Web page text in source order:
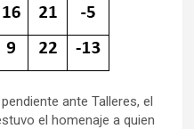
ante Talleres, el
el homenaje a quien